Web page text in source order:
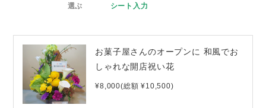
選ぶ
シート入力
お菓子屋さんのオープンに 和風でお
しゃれな開店祝い花
¥8,000(総額 ¥10,500)